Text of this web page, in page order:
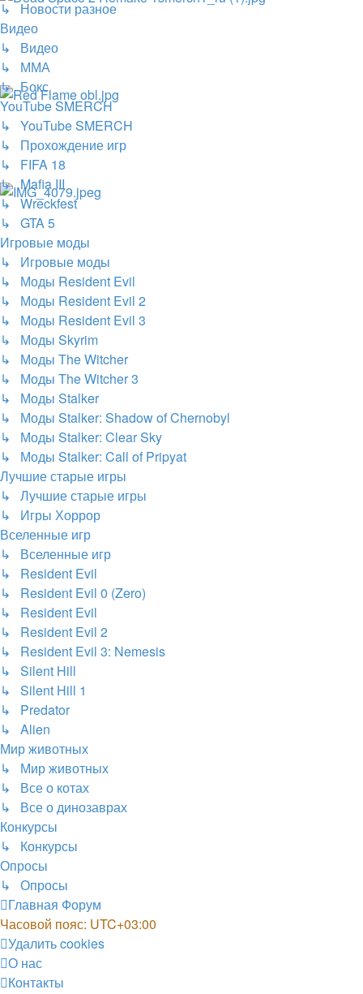
↳ Новости разное
Видео
↳ Видео
↳ ММА
↳ Бокс
YouTube SMERCH
↳ YouTube SMERCH
↳ Прохождение игр
↳ FIFA 18
↳ Mafia III
↳ Wreckfest
↳ GTA 5
Игровые моды
↳ Игровые моды
↳ Моды Resident Evil
↳ Моды Resident Evil 2
↳ Моды Resident Evil 3
↳ Моды Skyrim
↳ Моды The Witcher
↳ Моды The Witcher 3
↳ Моды Stalker
↳ Моды Stalker: Shadow of Chernobyl
↳ Моды Stalker: Clear Sky
↳ Моды Stalker: Call of Pripyat
Лучшие старые игры
↳ Лучшие старые игры
↳ Игры Хоррор
Вселенные игр
↳ Вселенные игр
↳ Resident Evil
↳ Resident Evil 0 (Zero)
↳ Resident Evil
↳ Resident Evil 2
↳ Resident Evil 3: Nemesis
↳ Silent Hill
↳ Silent Hill 1
↳ Predator
↳ Alien
Мир животных
↳ Мир животных
↳ Все о котах
↳ Все о динозаврах
Конкурсы
↳ Конкурсы
Опросы
↳ Опросы
Главная Форум
Часовой пояс: UTC+03:00
Удалить cookies
О нас
Контакты